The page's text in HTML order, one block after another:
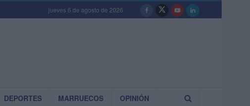
jueves 6 de agosto de 2026
DEPORTES MARRUECOS OPINIÓN